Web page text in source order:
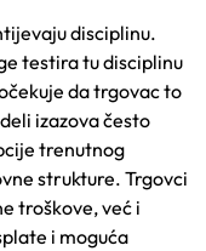
disciplinu.
testira tu disciplinu
da trgovac to
izazova često
trenutnog
strukture. Trgovci
troškove, već i
i moguća